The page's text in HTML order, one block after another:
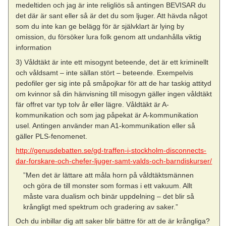
medeltiden och jag är inte religliös så antingen BEVISAR du
det där är sant eller så är det du som ljuger. Att hävda något
som du inte kan ge belägg för är självklart är lying by
omission, du försöker lura folk genom att undanhålla viktig
information
3) Våldtäkt är inte ett misogynt beteende, det är ett kriminellt
och våldsamt – inte sällan stört – beteende. Exempelvis
pedofiler ger sig inte på småpojkar för att de har taskig attityd
om kvinnor så din hänvisning till misogyn gäller ingen våldtäkt
fär offret var typ tolv år eller lägre. Våldtäkt är A-
kommunikation och som jag påpekat är A-kommunikation
usel. Antingen använder man A1-kommunikation eller så
gäller PLS-fenomenet.
http://genusdebatten.se/gd-traffen-i-stockholm-disconnects-
dar-forskare-och-chefer-ljuger-samt-valds-och-barndiskurser/
”Men det är lättare att måla horn på våldtäktsmännen
och göra de till monster som formas i ett vakuum. Allt
måste vara dualism och binär uppdelning – det blir så
krångligt med spektrum och gradering av saker.”
Och du inbillar dig att saker blir bättre för att de är krångliga?